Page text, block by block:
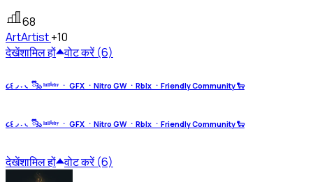
68
ArtArtist+10
देखेंशामिल हों वोट करें (6)
૮꒰◞ ˕ ◟ ྀི꒱ა ˡᵘˡˡⁱᵉᵇʸ ㆍ GFX ㆍNitro GW ㆍRblx ㆍFriendly Community 🐑
૮꒰◞ ˕ ◟ ྀི꒱ა ˡᵘˡˡⁱᵉᵇʸ ㆍ GFX ㆍNitro GW ㆍRblx ㆍFriendly Community 🐑
देखेंशामिल हों वोट करें (6)